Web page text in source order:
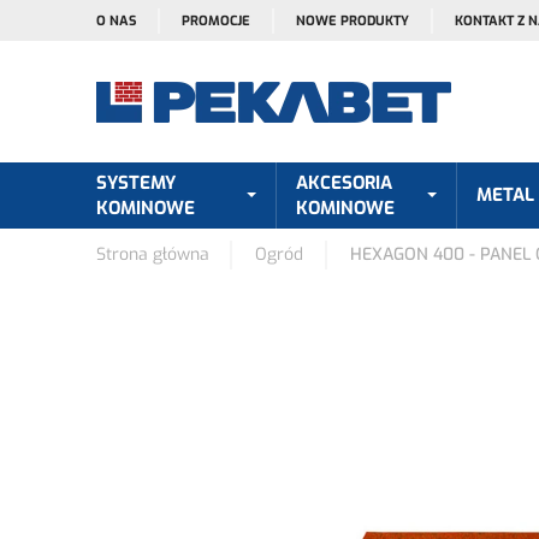
O NAS PROMOCJE NOWE PRODUKTY KONTAKT Z
SYSTEMY
KOMINOWE
AKCESORIA
KOMINOWE
METAL
Strona główna Ogród HEXAGON 400 - PANEL